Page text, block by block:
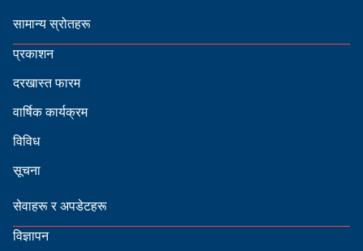
सामान्य स्रोतहरू
प्रकाशन
दरखास्त फारम
वार्षिक कार्यक्रम
विविध
सूचना
सेवाहरू र अपडेटहरू
विज्ञापन